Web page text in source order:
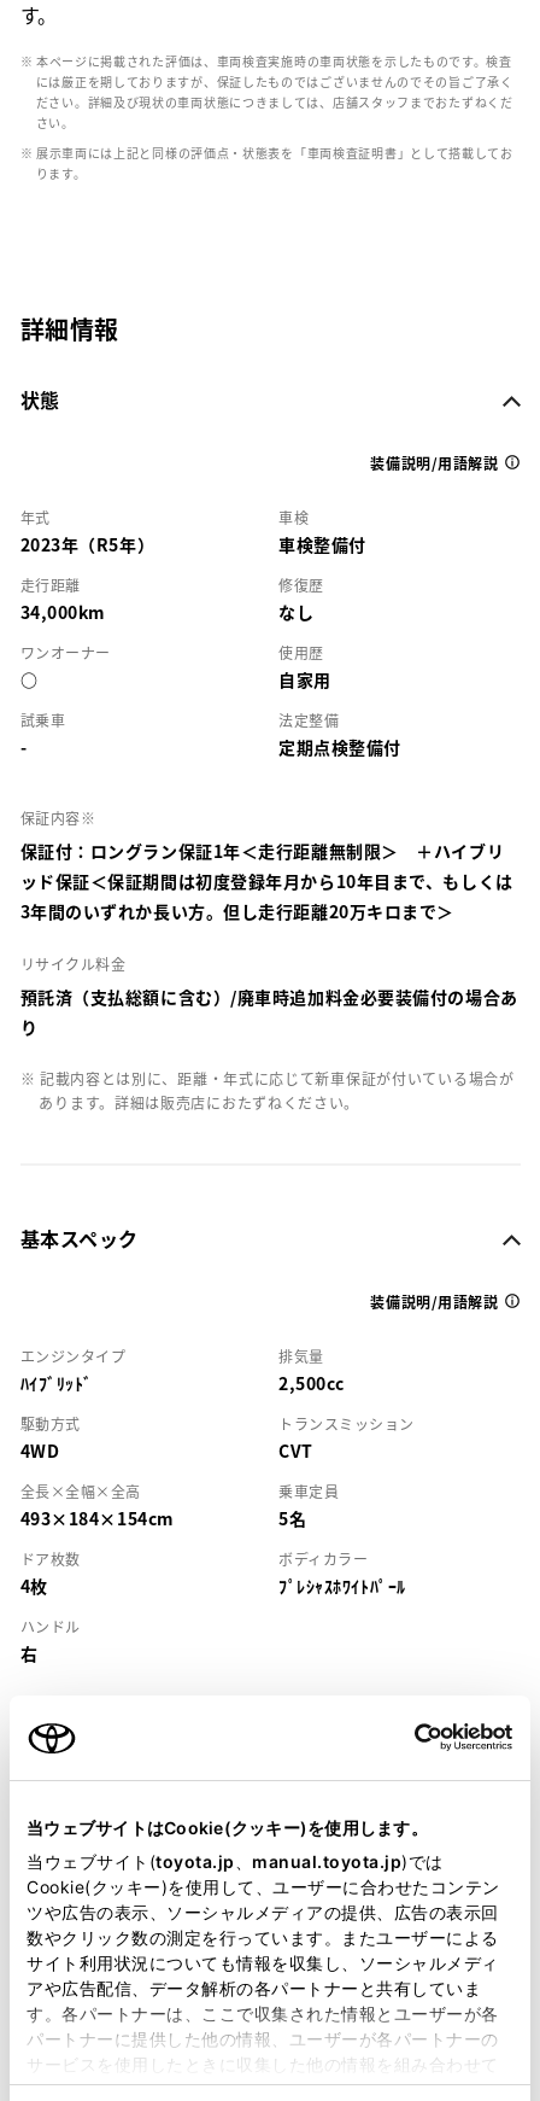
当ウェブサイトはCookie(クッキー)を使用します。
当ウェブサイト(toyota.jp manual.toyota.jp)では
Cookie(クッキー)を使用して、ユーザーに合わせたコンテン
ツや広告の表示、ソーシャルメディアの提供、広告の表示回
数やクリック数の測定を行っています。またユーザーによる
サイト利用状況についても情報を収集し、ソーシャルメディ
アや広告配信、データ解析の各パートナーと共有していま
す。各パートナーは、ここで収集された情報とユーザーが各
パートナーに提供した他の情報、ユーザーが各パートナーの
サービスを使用したときに収集した他の情報を組み合わせて
使用することがあります。当ウェブサイトの使用を続行する
す。
※ 本ページに掲載された評価は、車両検査実施時の車両状態を示したものです。検査
には厳正を期しておりますが、保証したものではございませんのでその旨ご了承く
ださい。詳細及び現状の車両状態につきましては、店舗スタッフまでおたずねくだ
さい。
※ 展示車両には上記と同様の評価点・状態表を「車両検査証明書」として搭載してお
ります。
詳細情報
状態
装備説明/用語解説
年式
2023年（R5年）
車検
車検整備付
走行距離
34,000km
修復歴
なし
ワンオーナー
○
使用歴
自家用
試乗車
-
法定整備
定期点検整備付
保証内容※
保証付：ロングラン保証1年＜走行距離無制限＞ ＋ハイブリ
ッド保証＜保証期間は初度登録年月から10年目まで、もしくは
3年間のいずれか長い方。但し走行距離20万キロまで＞
リサイクル料金
預託済（支払総額に含む）/廃車時追加料金必要装備付の場合あ
り
※ 記載内容とは別に、距離・年式に応じて新車保証が付いている場合が
あります。詳細は販売店におたずねください。
基本スペック
装備説明/用語解説
エンジンタイプ
ﾊｲﾌﾞﾘｯﾄﾞ
排気量
2,500cc
駆動方式
4WD
トランスミッション
CVT
全長×全幅×全高
493×184×154cm
乗車定員
5名
ドア枚数
4枚
ボディカラー
ﾌﾟﾚｼｬｽﾎﾜｲﾄﾊﾟｰﾙ
ハンドル
右
装備・仕様
装備説明/用語解説
基本装備
パワステ